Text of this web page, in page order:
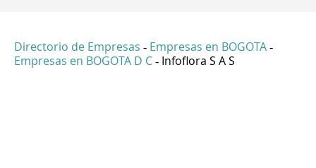
Directorio de Empresas - Empresas en BOGOTA -
Empresas en BOGOTA D C - Infoflora S A S